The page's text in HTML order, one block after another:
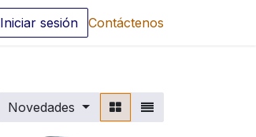
Iniciar sesión Contáctenos
Novedades